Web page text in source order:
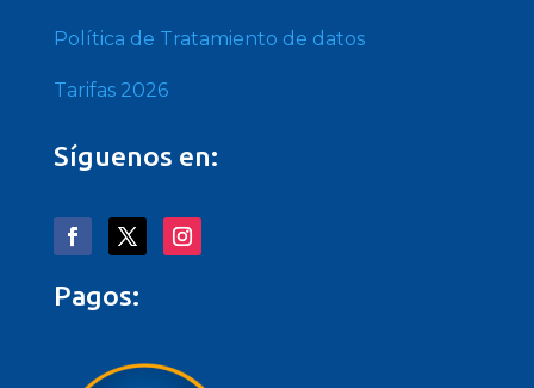
Política de Tratamiento de datos
Tarifas 2026
Síguenos en:
Pagos: